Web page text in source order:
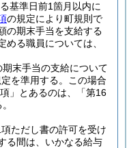
基準日前1箇月以内に
の規定により町規則で
の期末手当を支給する
める職員については、
末手当の支給について
を準用する。
この場合
」とあるのは、「第16
ただし書の許可を受け
る間は、いかなる給与